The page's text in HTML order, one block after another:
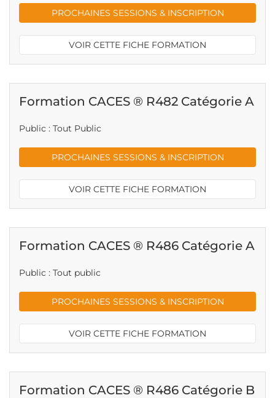
PROCHAINES SESSIONS & INSCRIPTION
VOIR CETTE FICHE FORMATION
Formation CACES ® R482 Catégorie A
Public : Tout Public
PROCHAINES SESSIONS & INSCRIPTION
VOIR CETTE FICHE FORMATION
Formation CACES ® R486 Catégorie A
Public : Tout public
PROCHAINES SESSIONS & INSCRIPTION
VOIR CETTE FICHE FORMATION
Formation CACES ® R486 Catégorie B